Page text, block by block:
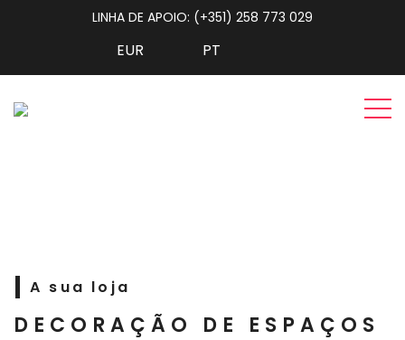
LINHA DE APOIO: (+351) 258 773 029
A sua loja
DECORAÇÃO DE ESPAÇOS